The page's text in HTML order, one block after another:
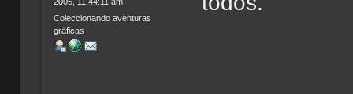
Coleccionando aventuras
gráficas